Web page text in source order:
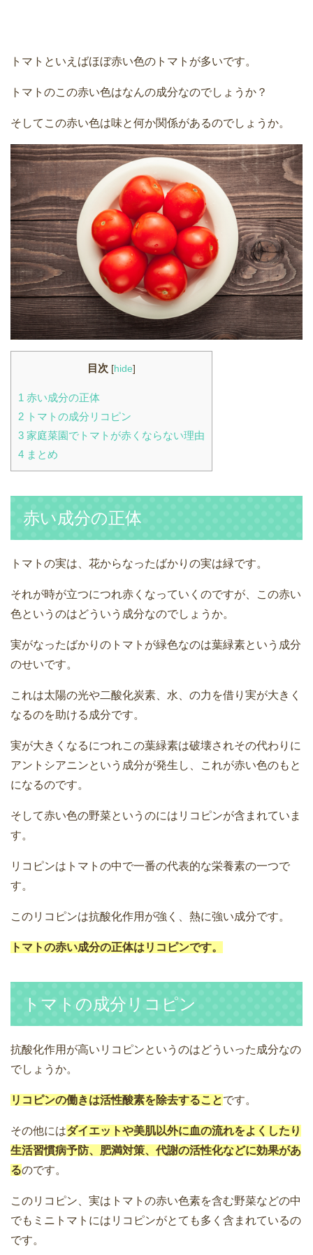
トマトといえばほぼ赤い色のトマトが多いです。
トマトのこの赤い色はなんの成分なのでしょうか？
そしてこの赤い色は味と何か関係があるのでしょうか。
目次 [hide]
1 赤い成分の正体
2 トマトの成分リコピン
3 家庭菜園でトマトが赤くならない理由
4 まとめ
赤い成分の正体
トマトの実は、花からなったばかりの実は緑です。
それが時が立つにつれ赤くなっていくのですが、この赤い
色というのはどういう成分なのでしょうか。
実がなったばかりのトマトが緑色なのは葉緑素という成分
のせいです。
これは太陽の光や二酸化炭素、水、の力を借り実が大きく
なるのを助ける成分です。
実が大きくなるにつれこの葉緑素は破壊されその代わりに
アントシアニンという成分が発生し、これが赤い色のもと
になるのです。
そして赤い色の野菜というのにはリコピンが含まれていま
す。
リコピンはトマトの中で一番の代表的な栄養素の一つで
す。
このリコピンは抗酸化作用が強く、熱に強い成分です。
トマトの赤い成分の正体はリコピンです。
トマトの成分リコピン
抗酸化作用が高いリコピンというのはどういった成分なの
でしょうか。
リコピンの働きは活性酸素を除去することです。
その他にはダイエットや美肌以外に血の流れをよくしたり
生活習慣病予防、肥満対策、代謝の活性化などに効果があ
るのです。
このリコピン、実はトマトの赤い色素を含む野菜などの中
でも ミニトマトにはリコピンがとても多く含まれているの
です。